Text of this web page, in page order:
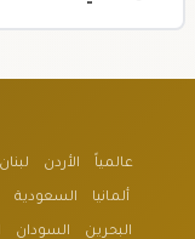
عالمياً الأردن لبنان
ألمانيا السعودية
البحرين السودان